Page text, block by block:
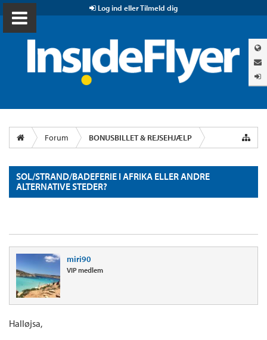
Log ind eller Tilmeld dig
Forum BONUSBILLET & REJSEHJÆLP
SOL/STRAND/BADEFERIE I AFRIKA ELLER ANDRE
ALTERNATIVE STEDER?
miri90
VIP medlem
Halløjsa,